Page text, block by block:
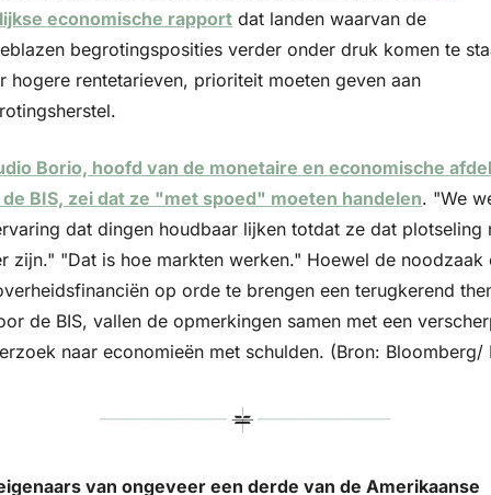
economische rapport dat landen waarvan de
begrotingsposities verder onder druk komen te
hogere rentetarieven, prioriteit moeten geven aan
Borio, hoofd van de monetaire en economische
BIS, zei dat ze "met spoed" moeten handelen. "We
dat dingen houdbaar lijken totdat ze dat plotseling
zijn." "Dat is hoe markten werken." Hoewel de noodzaak
op orde te brengen een terugkerend
de BIS, vallen de opmerkingen samen met een
naar economieën met schulden. (Bron: Bloomberg/
van ongeveer een derde van de Amerikaanse